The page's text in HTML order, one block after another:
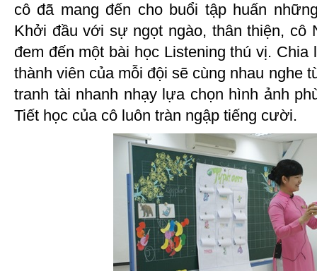
cô đã mang đến cho buổi tập huấn
Khởi đầu với sự ngọt ngào, thân thiện, cô
đem đến một bài học Listening thú vị.
thành viên của mỗi đội sẽ cùng nhau nghe
tranh tài nhanh nhạy lựa chọn hình ảnh
Tiết học của cô luôn tràn ngập tiếng cười.